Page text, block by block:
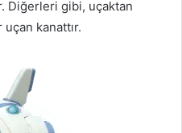
Diğerleri gibi, uçaktan
kanattır.